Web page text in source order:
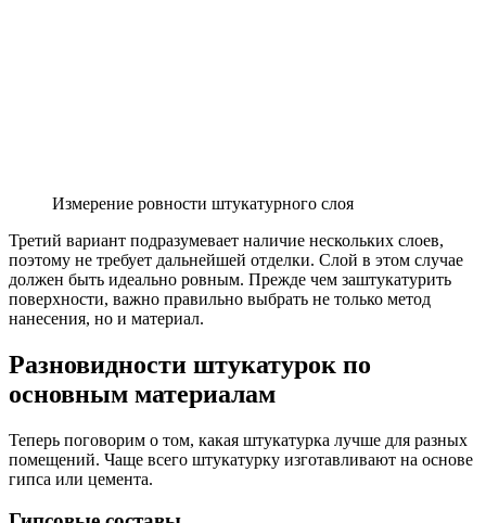
Измерение ровности штукатурного слоя
Третий вариант подразумевает наличие нескольких слоев,
поэтому не требует дальнейшей отделки. Слой в этом случае
должен быть идеально ровным. Прежде чем заштукатурить
поверхности, важно правильно выбрать не только метод
нанесения, но и материал.
Разновидности штукатурок по
основным материалам
Теперь поговорим о том, какая штукатурка лучше для разных
помещений. Чаще всего штукатурку изготавливают на основе
гипса или цемента.